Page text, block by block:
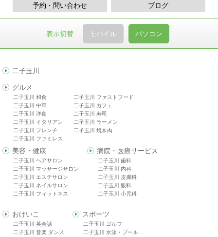
ブログ
予約・問い合わせ
表示切替 モバイル パソコン
二子玉川
グルメ
二子玉川 和食
二子玉川 中華
二子玉川 洋食
二子玉川 イタリアン
二子玉川 フレンチ
二子玉川 ファミレス
二子玉川 ファストフード
二子玉川 カフェ
二子玉川 寿司
二子玉川 ラーメン
二子玉川 焼き肉
美容・健康
二子玉川 ヘアサロン
二子玉川 マッサージサロン
二子玉川 エステサロン
二子玉川 ネイルサロン
二子玉川 フィットネス
病院・医療サービス
二子玉川 歯科
二子玉川 内科
二子玉川 皮膚科
二子玉川 眼科
二子玉川 小児科
おけいこ
二子玉川 英会話
二子玉川 音楽 ダンス
スポーツ
二子玉川 ゴルフ
二子玉川 水泳・プール